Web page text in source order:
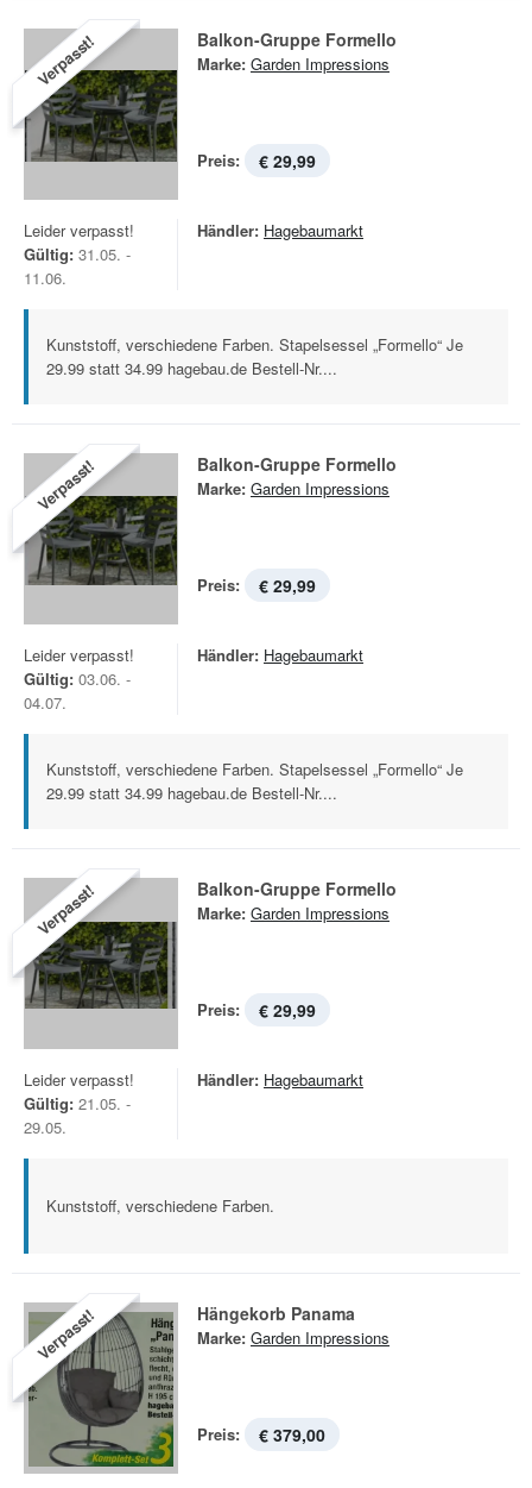
Verpasst! Balkon-Gruppe Formello
Marke: Garden Impressions
Preis: € 29,99
Leider verpasst!
Gültig: 31.05. -
11.06.
Händler: Hagebaumarkt
Kunststoff, verschiedene Farben. Stapelsessel „Formello“ Je
29.99 statt 34.99 hagebau.de Bestell-Nr....
Verpasst! Balkon-Gruppe Formello
Marke: Garden Impressions
Preis: € 29,99
Leider verpasst!
Gültig: 03.06. -
04.07.
Händler: Hagebaumarkt
Kunststoff, verschiedene Farben. Stapelsessel „Formello“ Je
29.99 statt 34.99 hagebau.de Bestell-Nr....
Verpasst! Balkon-Gruppe Formello
Marke: Garden Impressions
Preis: € 29,99
Leider verpasst!
Gültig: 21.05. -
29.05.
Händler: Hagebaumarkt
Kunststoff, verschiedene Farben.
Verpasst! Hängekorb Panama
Marke: Garden Impressions
Preis: € 379,00